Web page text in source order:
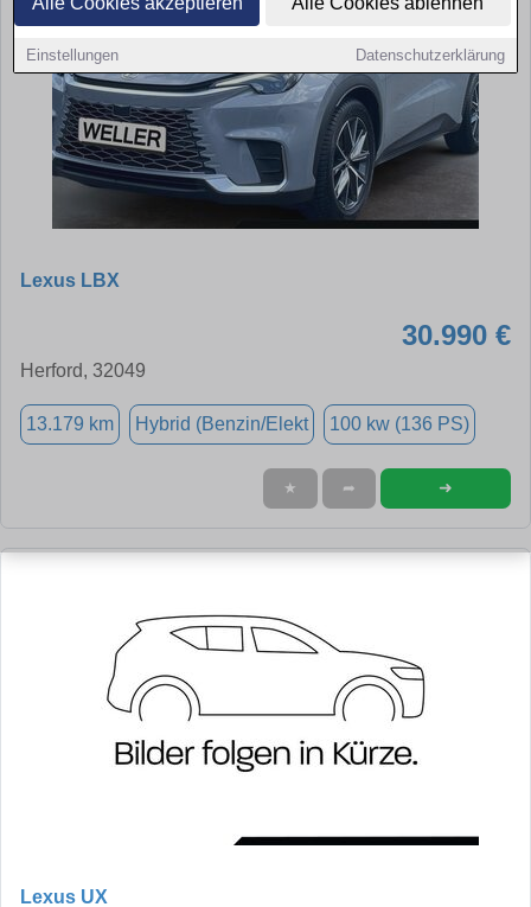
Einstellungen Datenschutzerklärung
Lexus LBX
30.990 €
Herford, 32049
13.179 km Hybrid (Benzin/Elekt 100 kw (136 PS)
★ ➦ ➜
Lexus UX